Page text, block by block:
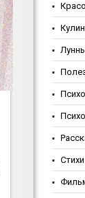
Стихи